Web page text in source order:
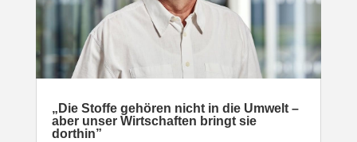
„ Die Stoffe gehören nicht in die Umwelt –
aber unser Wirt­schaften bringt sie
dorthin”